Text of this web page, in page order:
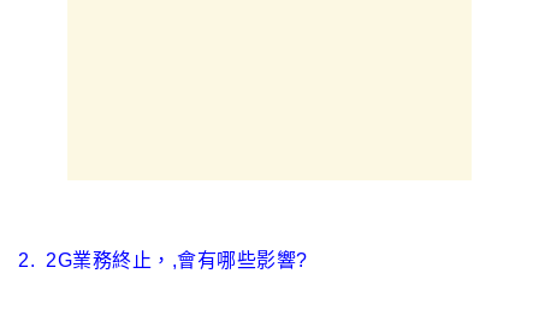
2. 2G業務終止 ， ,會有哪些影響?